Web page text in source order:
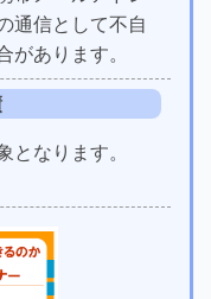
通信として不自
があります。
となります。